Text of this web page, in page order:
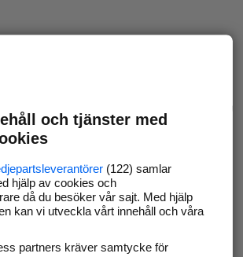
och tjänster med
(122) samlar
hjälp av cookies och
då du besöker vår sajt. Med hjälp
kan vi utveckla vårt innehåll och våra
partners kräver samtycke för